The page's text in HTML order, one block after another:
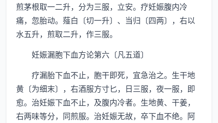
煎茅根取一二升，分为三服，立安。疗妊娠腹内冷
痛，忽胎动。薤白〔切一升〕、当归〔四两〕，右以
水五升，煎取二升，作三服。
妊娠漏胞下血方论第六〔凡五道〕
疗漏胎下血不止，胞干即死，宜急治之。生干地
黄〔为细末〕，右酒服方寸匕，日三服，夜一服，即
愈。治妊娠下血不止，及腹内冷者。生地黄、干姜，
右两味等分，同煎服。治妊娠无故，卒下血不绝。阿